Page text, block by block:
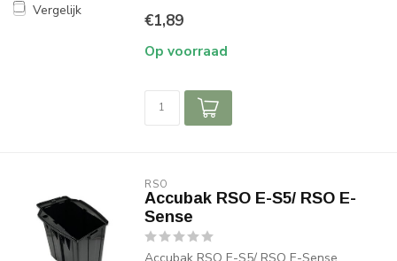
Vergelijk
€1,89
Op voorraad
RSO
Accubak RSO E-S5/ RSO E-
Sense